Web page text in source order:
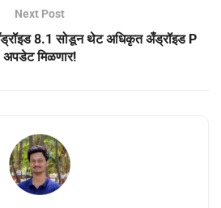
Next Post
8.1 सोडून थेट अधिकृत अँड्रॉइड P
अपडेट मिळणार!